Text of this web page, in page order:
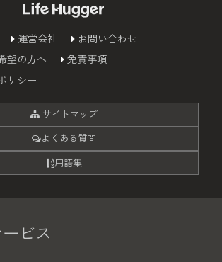
運営会社
お問い合わせ
望の方へ
免責事項
リシー
サイトマップ
よくある質問
用語集
ビス